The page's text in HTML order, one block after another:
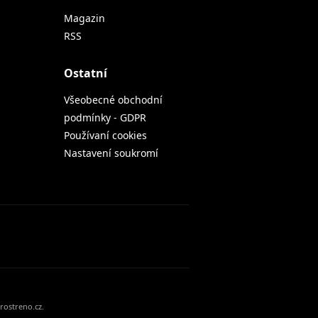
Magazin
RSS
Ostatní
Všeobecné obchodní
podmínky - GDPR
Používaní cookies
Nastavení soukromí